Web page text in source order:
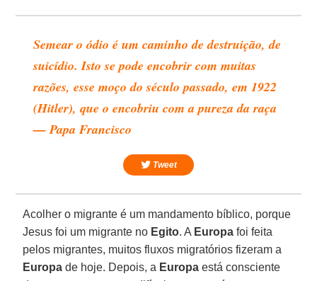
Semear o ódio é um caminho de destruição, de
suicídio. Isto se pode encobrir com muitas
razões, esse moço do século passado, em 1922
(Hitler), que o encobriu com a pureza da raça
— Papa Francisco
Tweet
Acolher o migrante é um mandamento bíblico, porque
Jesus foi um migrante no Egito. A Europa foi feita
pelos migrantes, muitos fluxos migratórios fizeram a
Europa de hoje. Depois, a Europa está consciente